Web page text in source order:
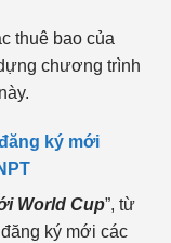
thuê bao của
chương trình
ký mới
World Cup”, từ
ký mới các